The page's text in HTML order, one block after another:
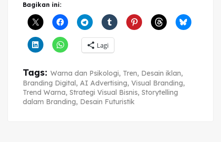
Bagikan ini:
Lagi
Tags: Warna dan Psikologi, Tren, Desain iklan,
Branding Digital, AI Advertising, Visual Branding,
Trend Warna, Strategi Visual Bisnis, Storytelling
dalam Branding, Desain Futuristik